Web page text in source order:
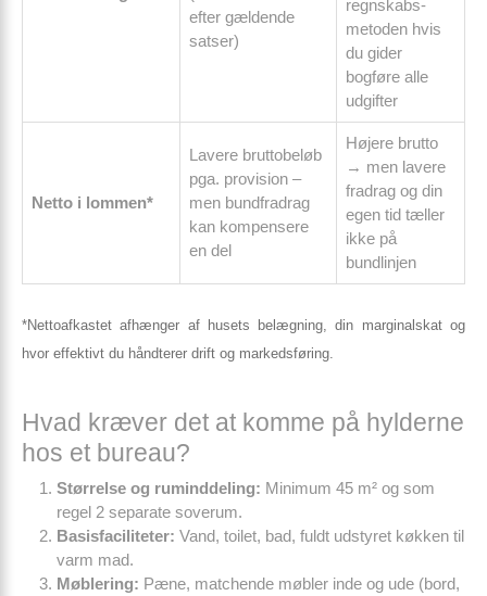
efter gældende
satser)
regnskabs­
metoden hvis
du gider
bogføre alle
udgifter
Netto i lommen*
Lavere bruttobeløb
pga. provision –
men bundfradrag
kan kompensere
en del
Højere brutto
→ men lavere
fradrag og din
egen tid tæller
ikke på
bundlinjen
*Nettoafkastet afhænger af husets belægning, din marginalskat og
hvor effektivt du håndterer drift og markedsføring.
Hvad kræver det at komme på hylderne
hos et bureau?
Størrelse og ruminddeling: Minimum 45 m² og som
regel 2 separate soverum.
Basisfaciliteter: Vand, toilet, bad, fuldt udstyret køkken til
varm mad.
Møblering: Pæne, matchende møbler inde og ude (bord,